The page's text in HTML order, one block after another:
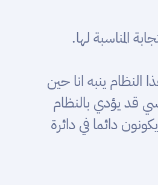
ينبه انا حين
قد يؤدي بالنظام
دائما في دائرة